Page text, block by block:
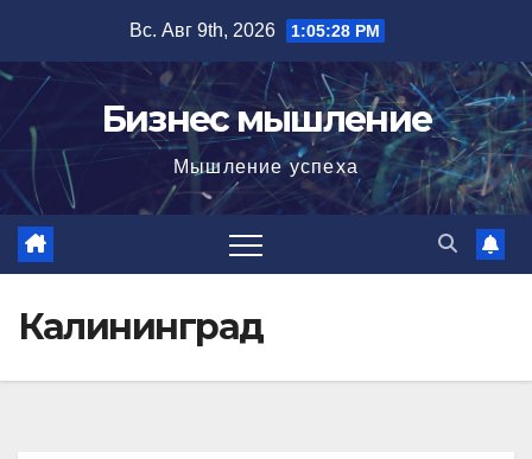
содержимому
Вс. Авг 9th, 2026 1:05:29 PM
Бизнес мышление
Мышление успеха
Калининград